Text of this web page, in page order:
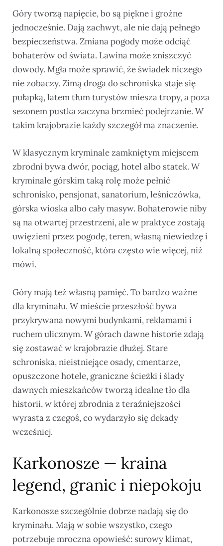
Góry tworzą napięcie, bo są piękne i groźne
jednocześnie. Dają zachwyt, ale nie dają pełnego
bezpieczeństwa. Zmiana pogody może odciąć
bohaterów od świata. Lawina może zniszczyć
dowody. Mgła może sprawić, że świadek niczego
nie zobaczy. Zimą droga do schroniska staje się
pułapką, latem tłum turystów miesza tropy, a poza
sezonem pustka zaczyna brzmieć podejrzanie. W
takim krajobrazie każdy szczegół ma znaczenie.
W klasycznym kryminale zamkniętym miejscem
zbrodni bywa dwór, pociąg, hotel albo statek. W
kryminale górskim taką rolę może pełnić
schronisko, pensjonat, sanatorium, leśniczówka,
górska wioska albo cały masyw. Bohaterowie niby
są na otwartej przestrzeni, ale w praktyce zostają
uwięzieni przez pogodę, teren, własną niewiedzę i
lokalną społeczność, która często wie więcej, niż
mówi.
Góry mają też własną pamięć. To bardzo ważne
dla kryminału. W mieście przeszłość bywa
przykrywana nowymi budynkami, reklamami i
ruchem ulicznym. W górach dawne historie zdają
się zostawać w krajobrazie dłużej. Stare
schroniska, nieistniejące osady, cmentarze,
opuszczone hotele, graniczne ścieżki i ślady
dawnych mieszkańców tworzą idealne tło dla
historii, w której zbrodnia z teraźniejszości
wyrasta z czegoś, co wydarzyło się dekady
wcześniej.
Karkonosze — kraina
legend, granic i niepokoju
Karkonosze szczególnie dobrze nadają się do
kryminału. Mają w sobie wszystko, czego
potrzebuje mroczna opowieść: surowy klimat,